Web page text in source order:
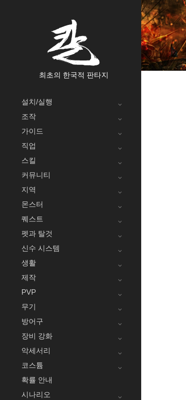
최초의 한국적 판타지
설치/실행
조작
가이드
직업
스킬
커뮤니티
지역
몬스터
퀘스트
펫과 탈것
신수 시스템
생활
제작
PVP
무기
방어구
장비 강화
악세서리
코스튬
확률 안내
시나리오